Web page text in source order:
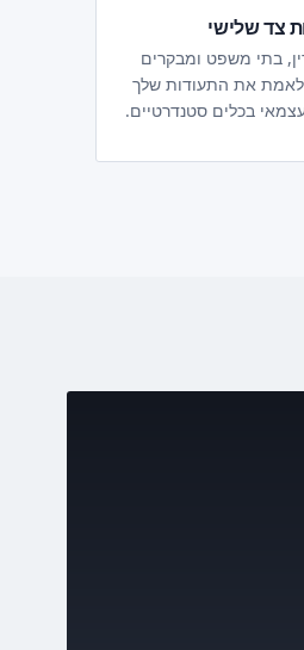
צד שלישי
בתי משפט ומבקרים
לאמת את התעודות שלך
בכלים סטנדרטיים.